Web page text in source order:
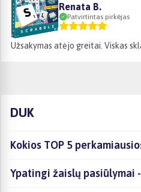
Renata B.
Patvirtintas pirkėjas
Užsakymas atėjo greitai. Viskas
DUK
Kokios TOP 5
Ypatingi žaislų pasiūlymai